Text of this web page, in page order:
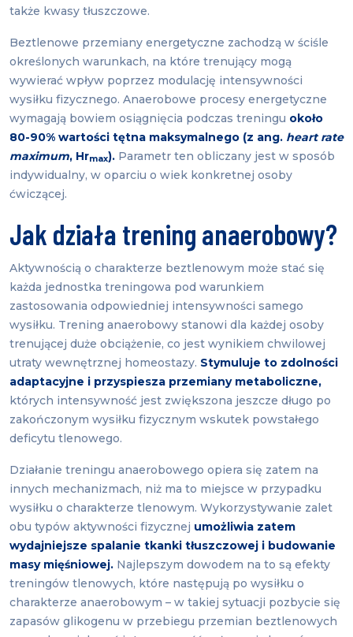
także kwasy tłuszczowe.
Beztlenowe przemiany energetyczne zachodzą w ściśle
określonych warunkach, na które trenujący mogą
wywierać wpływ poprzez modulację intensywności
wysiłku fizycznego. Anaerobowe procesy energetyczne
wymagają bowiem osiągnięcia podczas treningu około
80-90% wartości tętna maksymalnego (z ang. heart rate
maximum, Hrmax). Parametr ten obliczany jest w sposób
indywidualny, w oparciu o wiek konkretnej osoby
ćwiczącej.
Jak działa trening anaerobowy?
Aktywnością o charakterze beztlenowym może stać się
każda jednostka treningowa pod warunkiem
zastosowania odpowiedniej intensywności samego
wysiłku. Trening anaerobowy stanowi dla każdej osoby
trenującej duże obciążenie, co jest wynikiem chwilowej
utraty wewnętrznej homeostazy. Stymuluje to zdolności
adaptacyjne i przyspiesza przemiany metaboliczne,
których intensywność jest zwiększona jeszcze długo po
zakończonym wysiłku fizycznym wskutek powstałego
deficytu tlenowego.
Działanie treningu anaerobowego opiera się zatem na
innych mechanizmach, niż ma to miejsce w przypadku
wysiłku o charakterze tlenowym. Wykorzystywanie zalet
obu typów aktywności fizycznej umożliwia zatem
wydajniejsze spalanie tkanki tłuszczowej i budowanie
masy mięśniowej. Najlepszym dowodem na to są efekty
treningów tlenowych, które następują po wysiłku o
charakterze anaerobowym – w takiej sytuacji pozbycie się
zapasów glikogenu w przebiegu przemian beztlenowych